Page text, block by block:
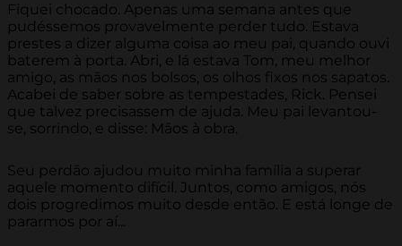
Fiquei chocado. Apenas uma semana antes que
pudéssemos provavelmente perder tudo. Estava
prestes a dizer alguma coisa ao meu pai, quando ouvi
baterem à porta. Abri, e lá estava Tom, meu melhor
amigo, as mãos nos bolsos, os olhos fixos nos sapatos.
Acabei de saber sobre as tempestades, Rick. Pensei
que talvez precisassem de ajuda. Meu pai levantou-
se, sorrindo, e disse: Mãos à obra.
Seu perdão ajudou muito minha família a superar
aquele momento difícil. Juntos, como amigos, nós
dois progredimos muito desde então. E está longe de
pararmos por aí...